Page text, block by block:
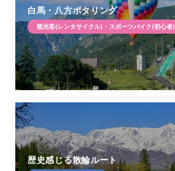
白馬・八方ポタリング
観光客(レンタサイクル)・スポーツバイク(初心者)
歴史感じる散輪ルート